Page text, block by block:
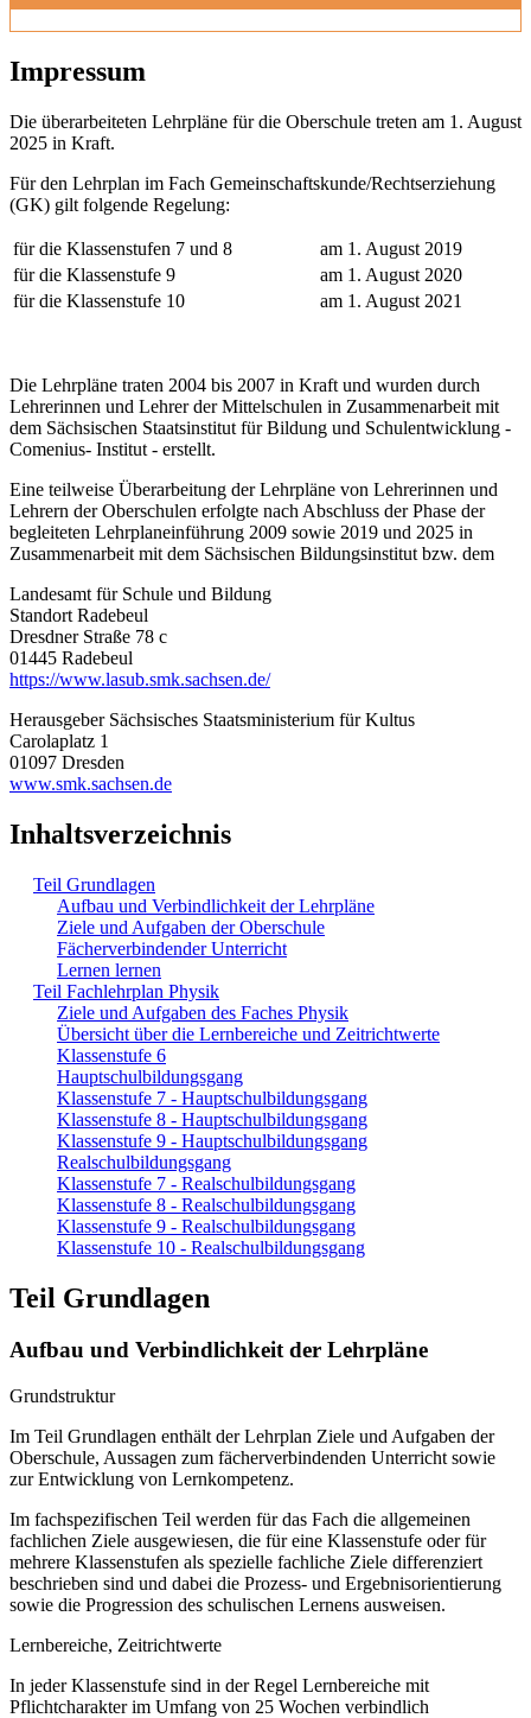
Impressum
Die überarbeiteten Lehrpläne für die Oberschule treten am 1. August
2025 in Kraft.
Für den Lehrplan im Fach Gemeinschaftskunde/Rechtserziehung
(GK) gilt folgende Regelung:
für die Klassenstufen 7 und 8
am 1. August 2019
für die Klassenstufe 9
am 1. August 2020
für die Klassenstufe 10
am 1. August 2021
Die Lehrpläne traten 2004 bis 2007 in Kraft und wurden durch
Lehrerinnen und Lehrer der Mittelschulen in Zusammenarbeit mit
dem Sächsischen Staatsinstitut für Bildung und Schulentwicklung -
Comenius- Institut - erstellt.
Eine teilweise Überarbeitung der Lehrpläne von Lehrerinnen und
Lehrern der Oberschulen erfolgte nach Abschluss der Phase der
begleiteten Lehrplaneinführung 2009 sowie 2019 und 2025 in
Zusammenarbeit mit dem Sächsischen Bildungsinstitut bzw. dem
Landesamt für Schule und Bildung
Standort Radebeul
Dresdner Straße 78 c
01445 Radebeul
https://www.lasub.smk.sachsen.de/
Herausgeber Sächsisches Staatsministerium für Kultus
Carolaplatz 1
01097 Dresden
www.smk.sachsen.de
Inhaltsverzeichnis
Teil Grundlagen
Aufbau und Verbindlichkeit der Lehrpläne
Ziele und Aufgaben der Oberschule
Fächerverbindender Unterricht
Lernen lernen
Teil Fachlehrplan Physik
Ziele und Aufgaben des Faches Physik
Übersicht über die Lernbereiche und Zeitrichtwerte
Klassenstufe 6
Hauptschulbildungsgang
Klassenstufe 7 - Hauptschulbildungsgang
Klassenstufe 8 - Hauptschulbildungsgang
Klassenstufe 9 - Hauptschulbildungsgang
Realschulbildungsgang
Klassenstufe 7 - Realschulbildungsgang
Klassenstufe 8 - Realschulbildungsgang
Klassenstufe 9 - Realschulbildungsgang
Klassenstufe 10 - Realschulbildungsgang
Teil Grundlagen
Aufbau und Verbindlichkeit der Lehrpläne
Grundstruktur
Im Teil Grundlagen enthält der Lehrplan Ziele und Aufgaben der
Oberschule, Aussagen zum fächerverbindenden Unterricht sowie
zur Entwicklung von Lernkompetenz.
Im fachspezifischen Teil werden für das Fach die allgemeinen
fachlichen Ziele ausgewiesen, die für eine Klassenstufe oder für
mehrere Klassenstufen als spezielle fachliche Ziele differenziert
beschrieben sind und dabei die Prozess- und Ergebnisorientierung
sowie die Progression des schulischen Lernens ausweisen.
Lernbereiche, Zeitrichtwerte
In jeder Klassenstufe sind in der Regel Lernbereiche mit
Pflichtcharakter im Umfang von 25 Wochen verbindlich